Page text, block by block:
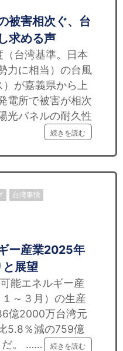
被害相次ぐ、台
求める声
台湾基準。日本
力に相当）の台風
が嘉義県から上
電所で被害が相次
光パネルの耐久性
続きを読む
台湾事情
ー産業2025年
展望
能エネルギー産
～３月）の生産
億2000万台湾元
5.8％減の759億
だ。 ……
続きを読む